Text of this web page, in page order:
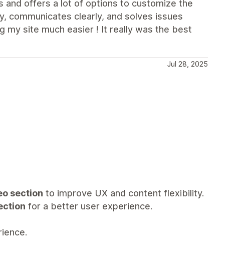
and offers a lot of options to customize the
communicates clearly, and solves issues
my site much easier ! It really was the best
Jul 28, 2025
section to improve UX and content flexibility.
for a better user experience.